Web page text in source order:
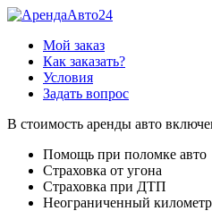
Мой заказ
Как заказать?
Условия
Задать вопрос
В стоимость аренды авто
Помощь при поломке авто
Страховка от угона
Страховка при ДТП
Неограниченный